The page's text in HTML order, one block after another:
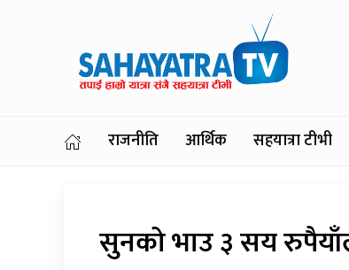
राजनीति आर्थिक सहयात्रा टीभी
सुनको भाउ ३ सय